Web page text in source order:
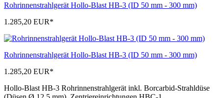
Rohrinnenstrahlgerät Hollo-Blast HB-3 (ID 50 mm - 300 mm)
1.285,20 EUR*
Rohrinnenstrahlgerät Hollo-Blast HB-3 (ID 50 mm - 300 mm)
1.285,20 EUR*
Hollo-Blast HB-3 Rohrinnenstrahlgerät inkl. Borcarbid-Strahldüse